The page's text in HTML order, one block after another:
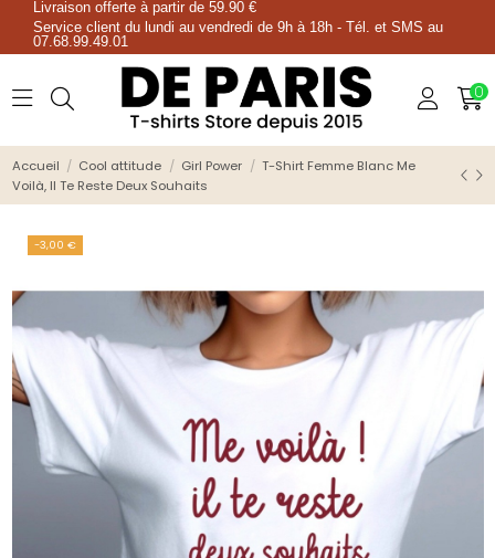
Livraison offerte à partir de 59.90 €
Service client du lundi au vendredi de 9h à 18h - Tél. et SMS au
07.68.99.49.01
0
Accueil Cool attitude Girl Power
T-Shirt Femme Blanc Me
Voilà, Il Te Reste Deux Souhaits
-3,00 €